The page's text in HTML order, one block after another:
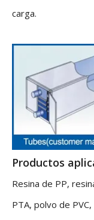
carga.
Productos
Resina de PP,
PTA, polvo de